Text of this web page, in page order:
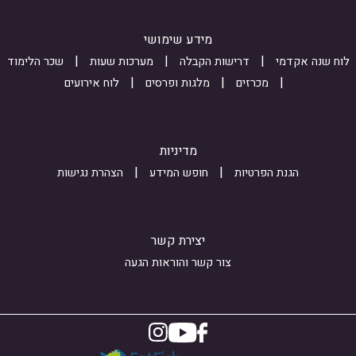
a
8
k
2
i
e
מידע שימושי
לוח שנה אקדמי דרישות הקבלה מערכות שעות
שכר הלימוד
מכרזים
מלגות ופרסים לוח אירועים
מדיניות
הגנת הפרטיות חופש המידע הצהרת נגישות
יצירת קשר
צור קשר והוראות הגעה